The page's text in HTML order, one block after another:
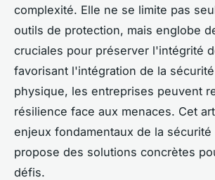
complexité. Elle ne se limite pas
outils de protection, mais englobe
cruciales pour préserver l'intégrité
favorisant l'intégration de la
physique, les entreprises peuvent
résilience face aux menaces. Cet
enjeux fondamentaux de la
propose des solutions concrètes
défis.